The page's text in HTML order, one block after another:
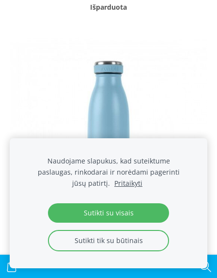
Išparduota
Naudojame slapukus, kad suteiktume
paslaugas, rinkodarai ir norėdami pagerinti
jūsų patirtį. Pritaikyti
Sutikti su visais
Sutikti tik su būtinais